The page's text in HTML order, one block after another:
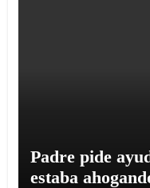
Padre pide
estaba